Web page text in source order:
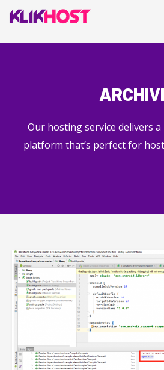
Our hosting service delivers
platform that’s perfect for